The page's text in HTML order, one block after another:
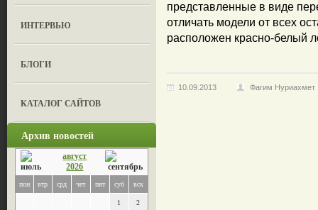
ИНТЕРВЬЮ
БЛОГИ
КАТАЛОГ САЙТОВ
Архив новостей
август
2026
пон втр срд чет пят суб вск
1 2
представленные в виде
отличать модели от всех
расположен красно-белый
10.09.2013 Фагим Нуриахмет